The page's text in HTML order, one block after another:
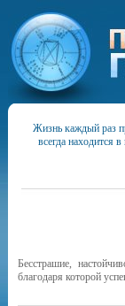
Жизнь каждый раз
всегда находится
Бесстрашие,
благодаря которой